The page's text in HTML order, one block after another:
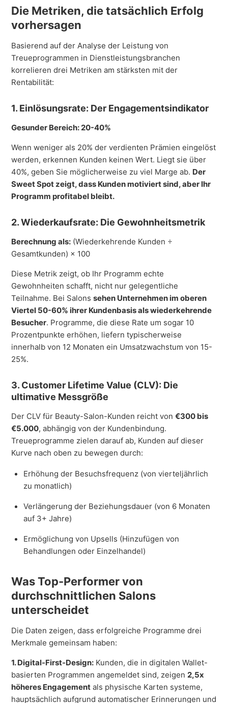
Die Metriken, die tatsächlich Erfolg
vorhersagen
Basierend auf der Analyse der Leistung von
Treueprogrammen in Dienstleistungsbranchen
korrelieren drei Metriken am stärksten mit der
Rentabilität:
1. Einlösungsrate: Der Engagementsindikator
Gesunder Bereich: 20-40%
Wenn weniger als 20% der verdienten Prämien eingelöst
werden, erkennen Kunden keinen Wert. Liegt sie über
40%, geben Sie möglicherweise zu viel Marge ab. Der
Sweet Spot zeigt, dass Kunden motiviert sind, aber Ihr
Programm profitabel bleibt.
2. Wiederkaufsrate: Die Gewohnheitsmetrik
Berechnung als: (Wiederkehrende Kunden ÷
Gesamtkunden) × 100
Diese Metrik zeigt, ob Ihr Programm echte
Gewohnheiten schafft, nicht nur gelegentliche
Teilnahme. Bei Salonssehen Unternehmen im oberen
Viertel 50-60% ihrer Kundenbasis als wiederkehrende
Besucher. Programme, die diese Rate um sogar 10
Prozentpunkte erhöhen, liefern typischerweise
innerhalb von 12 Monaten ein Umsatzwachstum von 15-
25%.
3. Customer Lifetime Value (CLV): Die
ultimative Messgröße
Der CLV für Beauty-Salon-Kunden reicht von€300 bis
€5.000, abhängig von der Kundenbindung.
Treueprogramme zielen darauf ab, Kunden auf dieser
Kurve nach oben zu bewegen durch:
Erhöhung der Besuchsfrequenz (von vierteljährlich
zu monatlich)
Verlängerung der Beziehungsdauer (von 6 Monaten
auf 3+ Jahre)
Ermöglichung von Upsells (Hinzufügen von
Behandlungen oder Einzelhandel)
Was Top-Performer von
durchschnittlichen Salons
unterscheidet
Die Daten zeigen, dass erfolgreiche Programme drei
Merkmale gemeinsam haben:
1. Digital-First-Design: Kunden, die in digitalen Wallet-
basierten Programmen angemeldet sind, zeigen2,5x
höheres Engagement als physische Karten systeme,
hauptsächlich aufgrund automatischer Erinnerungen und